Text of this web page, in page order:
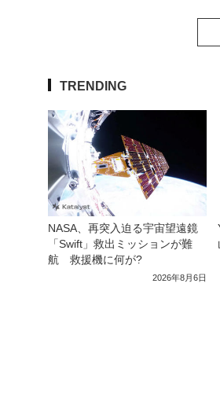
TRENDING
NASA、再突入迫る宇宙望遠鏡
「Swift」救出ミッションが難
航 救援機に何が?
2026年8月6日